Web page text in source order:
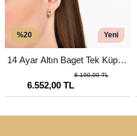
Yeni
%20
14 Ayar Altın Baget Tek Küpe -
6.552,00 TL
8.190,00 TL